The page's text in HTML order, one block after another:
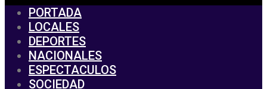
PORTADA
LOCALES
DEPORTES
NACIONALES
ESPECTACULOS
SOCIEDAD